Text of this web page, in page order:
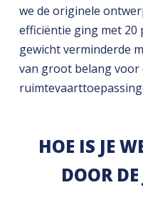
we de originele
efficiëntie ging met
gewicht verminderde
van groot belang voor
HOE IS JE
DOOR